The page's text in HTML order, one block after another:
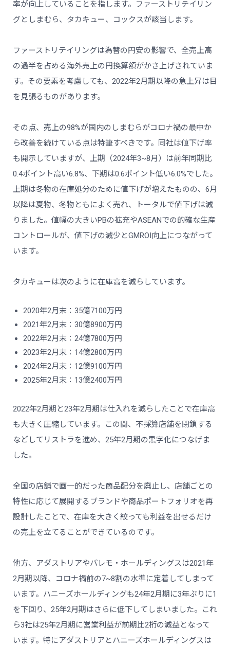
率が向上していることを指します。ファーストリテイリン
グとしまむら、タカキュー、コックスが該当します。
ファーストリテイリングは為替の円安の影響で、全売上高
の過半を占める海外売上の円換算額がかさ上げされていま
す。その要素を考慮しても、2022年2月期以降の急上昇は目
を見張るものがあります。
その点、売上の98%が国内のしまむらがコロナ禍の最中か
ら改善を続けている点は特筆すべきです。同社は値下げ率
も開示していますが、上期（2024年3~8月）は前年同期比
0.4ポイント高い6.8%、下期は0.6ポイント低い6.0%でした。
上期は冬物の在庫処分のために値下げが増えたものの、6月
以降は夏物、冬物ともによく売れ、トータルで値下げは減
りました。値幅の大きいPBの拡充やASEANでの的確な生産
コントロールが、値下げの減少とGMROI向上につながって
います。
タカキューは次のように在庫高を減らしています。
2020年2月末：35億7100万円
2021年2月末：30億8900万円
2022年2月末：24億7800万円
2023年2月末：14億2800万円
2024年2月末：12億9100万円
2025年2月末：13億2400万円
2022年2月期と23年2月期は仕入れを減らしたことで在庫高
も大きく圧縮しています。この間、不採算店舗を閉鎖する
などしてリストラを進め、25年2月期の黒字化につなげま
した。
全国の店舗で画一的だった商品配分を廃止し、店舗ごとの
特性に応じて展開するブランドや商品ポートフォリオを再
設計したことで、在庫を大きく絞っても利益を出せるだけ
の売上を立てることができているのです。
他方、アダストリアやパレモ・ホールディングスは2021年
2月期以降、コロナ禍前の7~8割の水準に定着してしまって
います。ハニーズホールディングも24年2月期に3年ぶりに1
を下回り、25年2月期はさらに低下してしまいました。これ
ら3社は25年2月期に営業利益が前期比2桁の減益となって
います。特にアダストリアとハニーズホールディングスは